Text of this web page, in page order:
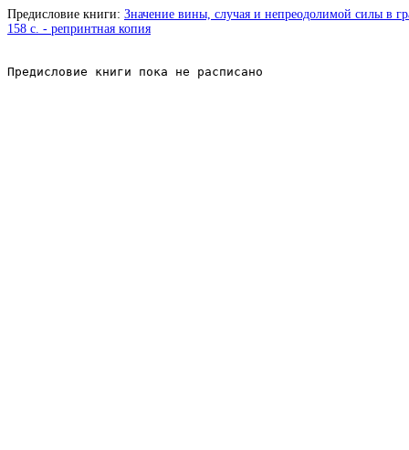
Предисловие книги: Значение вины, случая и непреодолимой силы в
158 с. - репринтная копия
Предисловие книги пока не расписано